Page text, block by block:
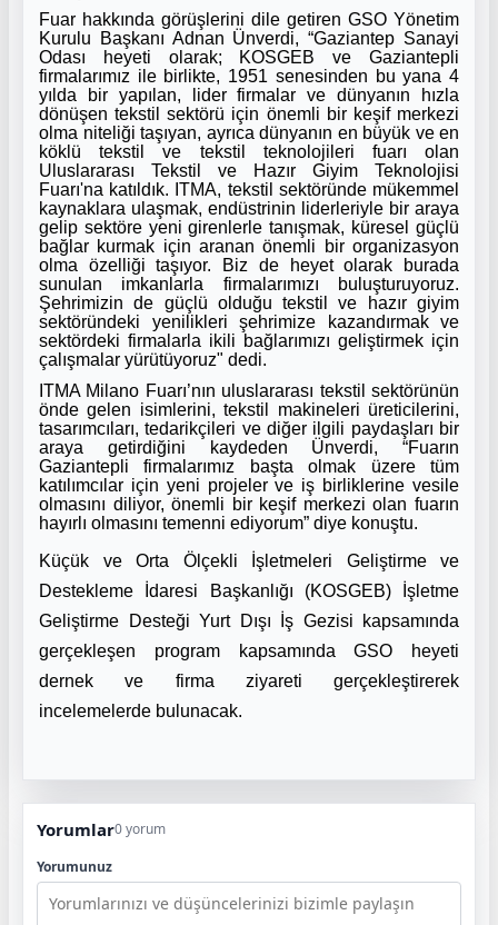
Fuar hakkında görüşlerini dile getiren GSO Yönetim
Kurulu Başkanı Adnan Ünverdi, “Gaziantep Sanayi
Odası heyeti olarak; KOSGEB ve Gaziantepli
firmalarımız ile birlikte, 1951 senesinden bu yana 4
yılda bir yapılan, lider firmalar ve dünyanın hızla
dönüşen tekstil sektörü için önemli bir keşif merkezi
olma niteliği taşıyan, ayrıca dünyanın en büyük ve en
köklü tekstil ve tekstil teknolojileri fuarı olan
Uluslararası Tekstil ve Hazır Giyim Teknolojisi
Fuarı'na katıldık. ITMA, tekstil sektöründe mükemmel
kaynaklara ulaşmak, endüstrinin liderleriyle bir araya
gelip sektöre yeni girenlerle tanışmak, küresel güçlü
bağlar kurmak için aranan önemli bir organizasyon
olma özelliği taşıyor. Biz de heyet olarak burada
sunulan imkanlarla firmalarımızı buluşturuyoruz.
Şehrimizin de güçlü olduğu tekstil ve hazır giyim
sektöründeki yenilikleri şehrimize kazandırmak ve
sektördeki firmalarla ikili bağlarımızı geliştirmek için
çalışmalar yürütüyoruz" dedi.
ITMA Milano Fuarı’nın uluslararası tekstil sektörünün
önde gelen isimlerini, tekstil makineleri üreticilerini,
tasarımcıları, tedarikçileri ve diğer ilgili paydaşları bir
araya getirdiğini kaydeden Ünverdi, “Fuarın
Gaziantepli firmalarımız başta olmak üzere tüm
katılımcılar için yeni projeler ve iş birliklerine vesile
olmasını diliyor, önemli bir keşif merkezi olan fuarın
hayırlı olmasını temenni ediyorum” diye konuştu.
Küçük ve Orta Ölçekli İşletmeleri Geliştirme ve
Destekleme İdaresi Başkanlığı (KOSGEB) İşletme
Geliştirme Desteği Yurt Dışı İş Gezisi kapsamında
gerçekleşen program kapsamında GSO heyeti
dernek ve firma ziyareti gerçekleştirerek
incelemelerde bulunacak.
Yorumlar0 yorum
Yorumunuz